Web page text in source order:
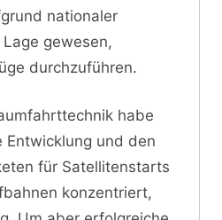
nationaler
gewesen,
durchzuführen.
habe
Entwicklung und den
für Satellitenstarts
konzentriert,